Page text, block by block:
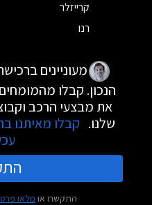
קרייזלר
רנו
מעוניינים
הנכון. קבלו מהמומחים
את מבצעי הרכב
שלנו. קבלו מאיתנו
התקשרו או מלאו